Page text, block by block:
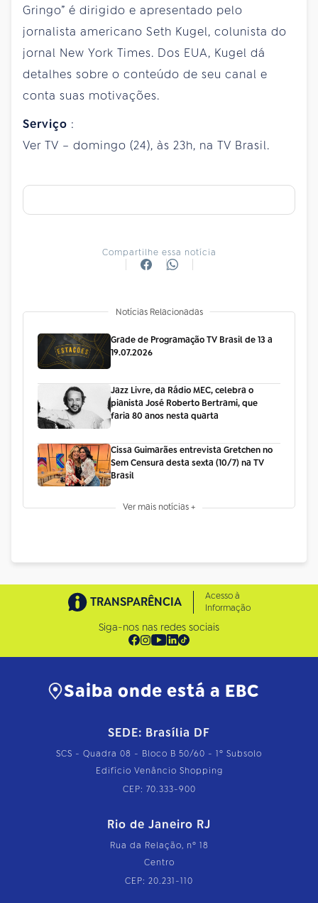
Gringo” é dirigido e apresentado pelo
jornalista americano Seth Kugel, colunista do
jornal New York Times. Dos EUA, Kugel dá
detalhes sobre o conteúdo de seu canal e
conta suas motivações.
Serviço :
Ver TV – domingo (24), às 23h, na TV Brasil.
Compartilhe essa notícia
Notícias Relacionadas
Grade de Programação TV Brasil de 13 a
19.07.2026
Jazz Livre, da Rádio MEC, celebra o
pianista José Roberto Bertrami, que
faria 80 anos nesta quarta
Cissa Guimarães entrevista Gretchen no
Sem Censura desta sexta (10/7) na TV
Brasil
Ver mais notícias +
TRANSPARÊNCIA
Acesso à
Informação
Siga-nos nas redes sociais
Saiba onde está a EBC
SEDE: Brasília DF
SCS - Quadra 08 - Bloco B 50/60 - 1º Subsolo
Edifício Venâncio Shopping
CEP: 70.333-900
Rio de Janeiro RJ
Rua da Relação, nº 18
Centro
CEP: 20.231-110